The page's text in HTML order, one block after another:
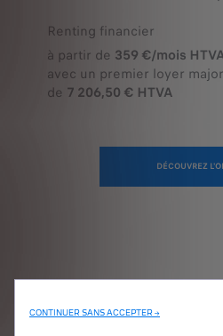
à partir de359 €/mois HTVA
avec un premier loyer
de7 206,50 € HTVA
DÉCOUVREZ